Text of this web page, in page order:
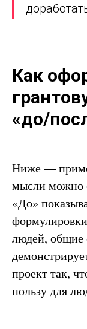
Как
«до/
Ниже —
мысли можно
«До»
людей, общие
проект так,
пользу для